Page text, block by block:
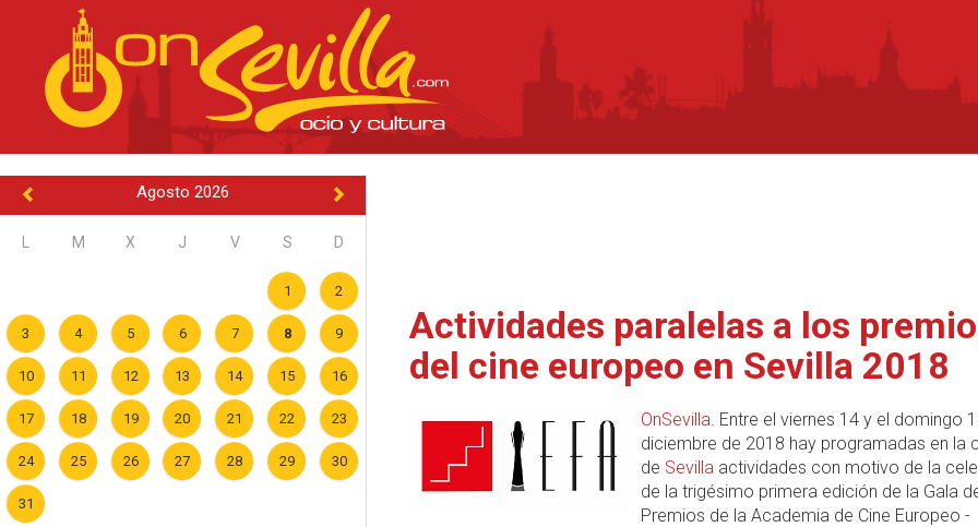
Agosto 2026
M X J V S D
1 2
3 4 5 6 7 8 9
10 11 12 13 14 15 16
17 18 19 20 21 22 23
24 25 26 27 28 29 30
31
Actividades paralelas a los
del cine europeo en Sevilla 2018
OnSevilla. Entre el viernes 14 y el domingo
diciembre de 2018 hay programadas en la
de Sevillaactividades con motivo de la
de la trigésimo primera edición de la Gala
Premios de la Academia de Cine Europeo -